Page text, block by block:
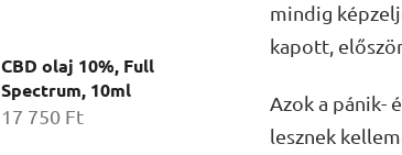
CBD olaj 10%, Full
Spectrum, 10ml
17 750 Ft
mindig
kapott, először
Azok a pánik-
lesznek